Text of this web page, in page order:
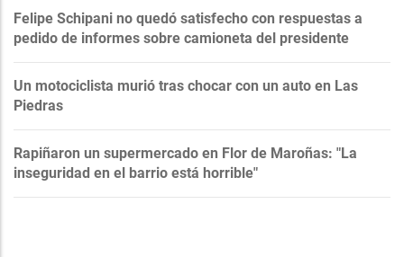
Felipe Schipani no quedó satisfecho con respuestas a
pedido de informes sobre camioneta del presidente
Un motociclista murió tras chocar con un auto en Las
Piedras
Rapiñaron un supermercado en Flor de Maroñas: "La
inseguridad en el barrio está horrible"